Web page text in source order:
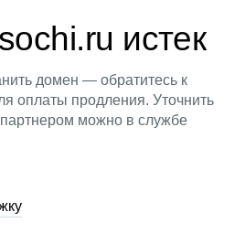
истек
домен — обратитесь к
оплаты продления. Уточнить
партнером можно в службе